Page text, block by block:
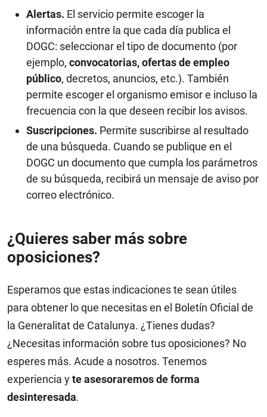
Alertas. El servicio permite escoger la
información entre la que cada día publica el
DOGC: seleccionar el tipo de documento (por
ejemplo, convocatorias, ofertas de empleo
público, decretos, anuncios, etc.). También
permite escoger el organismo emisor e incluso la
frecuencia con la que deseen recibir los avisos.
Suscripciones. Permite suscribirse al resultado
de una búsqueda. Cuando se publique en el
DOGC un documento que cumpla los parámetros
de su búsqueda, recibirá un mensaje de aviso por
correo electrónico.
¿Quieres saber más sobre
oposiciones?
Esperamos que estas indicaciones te sean útiles
para obtener lo que necesitas en el Boletín Oficial de
la Generalitat de Catalunya. ¿Tienes dudas?
¿Necesitas información sobre tus oposiciones? No
esperes más. Acude a nosotros. Tenemos
experiencia yte asesoraremos de forma
desinteresada.